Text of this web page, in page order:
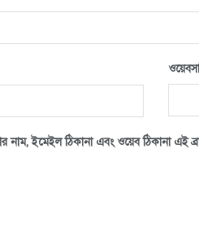
নাম, ইমেইল ঠিকানা এবং ওয়েব ঠিকানা এই